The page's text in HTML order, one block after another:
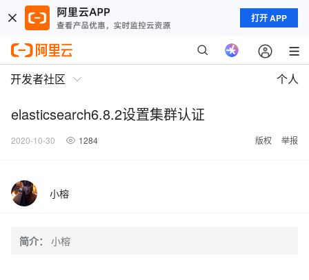
打开 APP
开发者社区 个人
elasticsearch6.8.2设置集群认证
2020-10-30 1284 版权 举报
小榕
简介： 小榕